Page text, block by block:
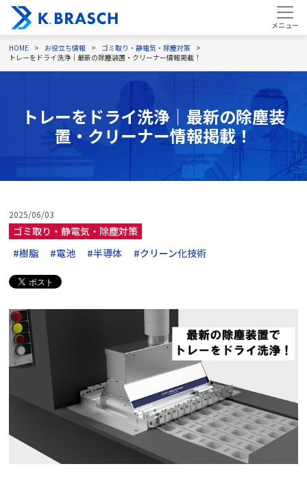
HOME お役立ち情報
ゴミ取り・静電気・除塵対策
トレーをドライ洗浄｜最新の除塵装置・クリーナー情報掲載！
トレーをドライ洗浄｜最新の除塵装
置・クリーナー情報掲載！
2025/06/03
ゴミ取り・静電気・除塵対策
#樹脂
#電池 #半導体 #クリーン化技術